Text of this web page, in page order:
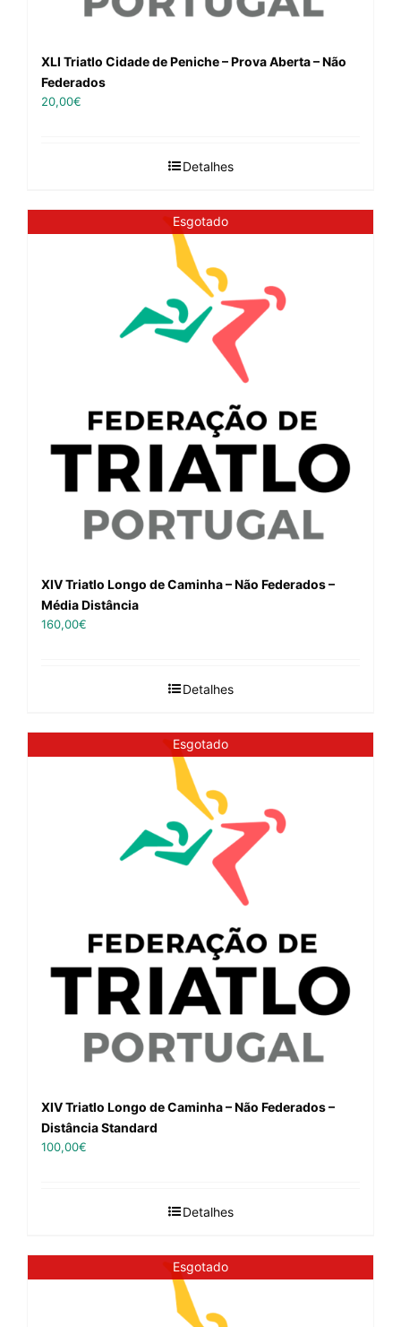
XLI Triatlo Cidade de Peniche – Prova Aberta – Não
Federados
20,00€
Detalhes
Esgotado
XIV Triatlo Longo de Caminha – Não Federados –
Média Distância
160,00€
Detalhes
Esgotado
XIV Triatlo Longo de Caminha – Não Federados –
Distância Standard
100,00€
Detalhes
Esgotado